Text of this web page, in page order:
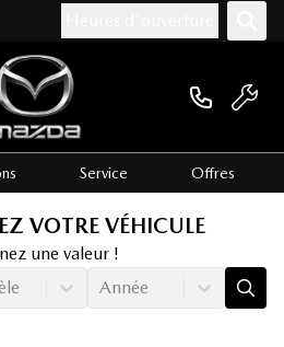
Service Offres
VOTRE VÉHICULE
une valeur !
Année